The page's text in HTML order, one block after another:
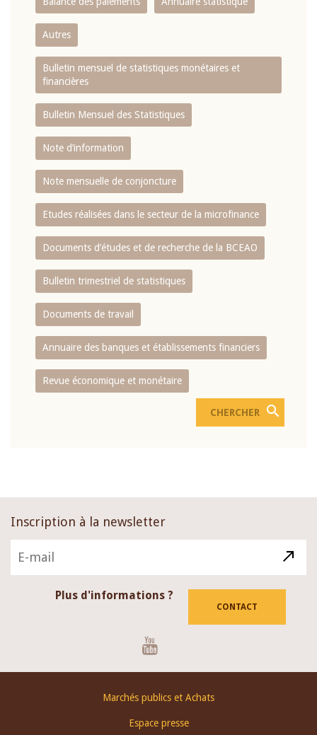
Autres
Bulletin mensuel de statistiques monétaires et
financières
Bulletin Mensuel des Statistiques
Note d’information
Note mensuelle de conjoncture
Etudes réalisées dans le secteur de la microfinance
Documents d’études et de recherche de la BCEAO
Bulletin trimestriel de statistiques
Documents de travail
Annuaire des banques et établissements financiers
Revue économique et monétaire
Inscription à la newsletter
Plus d'informations ?
CONTACT
Marchés publics et Achats
Espace presse